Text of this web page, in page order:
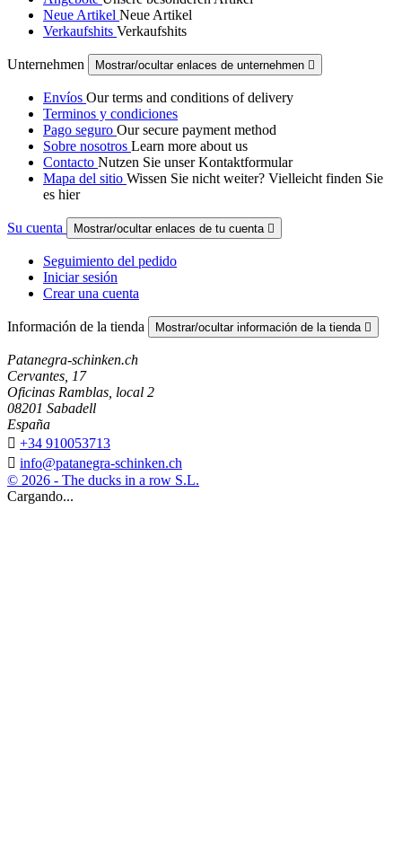
Neue Artikel Neue Artikel
Verkaufshits Verkaufshits
Unternehmen Mostrar/ocultar enlaces de unternehmen 
Envíos Our terms and conditions of delivery
Terminos y condiciones
Pago seguro Our secure payment method
Sobre nosotros Learn more about us
Contacto Nutzen Sie unser Kontaktformular
Mapa del sitio Wissen Sie nicht weiter? Vielleicht finden Sie
es hier
Su cuenta Mostrar/ocultar enlaces de tu cuenta 
Seguimiento del pedido
Iniciar sesión
Crear una cuenta
Información de la tienda Mostrar/ocultar información de la tienda 
Patanegra-schinken.ch
Cervantes, 17
Oficinas Ramblas, local 2
08201 Sabadell
España
 +34 910053713
 info@patanegra-schinken.ch
© 2026 - The ducks in a row S.L.
Cargando...